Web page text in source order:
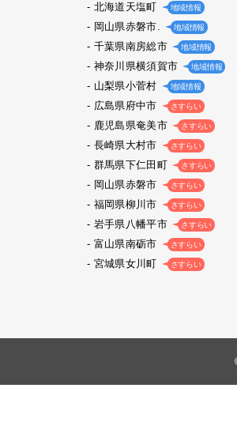
北海道天塩町 地域情報
岡山県赤磐市. 地域情報
千葉県南房総市 地域情報
神奈川県横須賀市 地域情報
山梨県小菅村 地域情報
広島県府中市 さすらい
鹿児島県奄美市 さすらい
長崎県大村市 さすらい
群馬県下仁田町 さすらい
岡山県赤磐市 さすらい
福岡県柳川市 さすらい
岩手県八幡平市 さすらい
富山県南砺市 さすらい
宮城県女川町 さすらい